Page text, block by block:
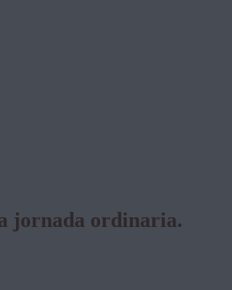
jornada ordinaria.